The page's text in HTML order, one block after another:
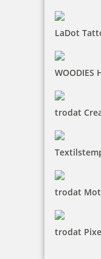
LaDot
WOODIES
trodat
trodat
trodat